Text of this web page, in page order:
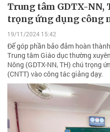
Trung tâm GDTX-NN,
trọng ứng dụng công
19/11/2024 15:42
Để góp phần bảo đảm hoàn
Trung tâm Giáo dục thường
Nông (GDTX-NN, TH) chú trọng
(CNTT) vào công tác giảng dạy.